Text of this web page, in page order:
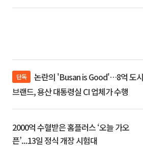
단독
브랜드, 용산 대통령실 CI 업체가 수행
2000억 수혈받은 홈플러스 ‘오늘 가오
픈’...13일 정식 개장 시험대